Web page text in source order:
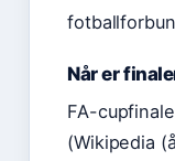
Når er
FA-
(Wikipedia